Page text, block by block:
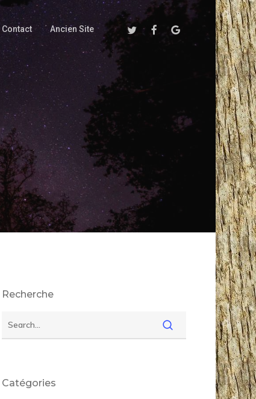
Contact Ancien Site TwitterFacebookGoogle-
Recherche
Catégories